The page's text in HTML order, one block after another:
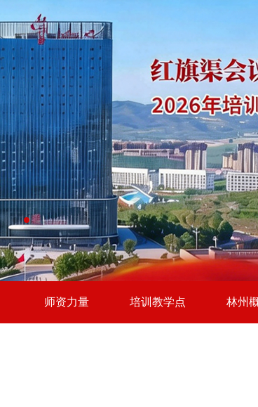
师资力量 培训教学点 林州